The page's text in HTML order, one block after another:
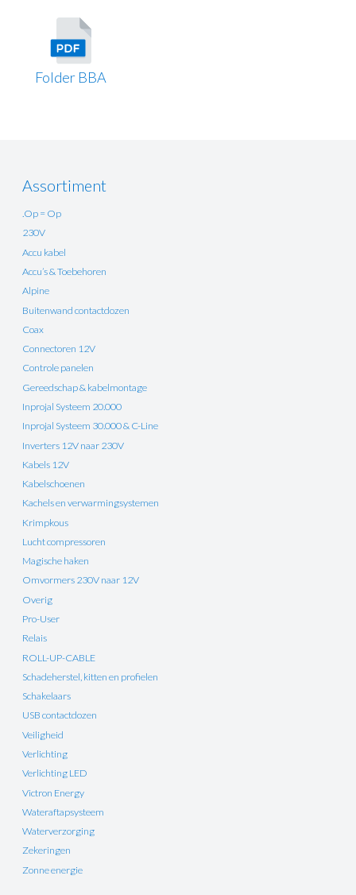
Folder BBA
Assortiment
.Op = Op
230V
Accu kabel
Accu’s & Toebehoren
Alpine
Buitenwand contactdozen
Coax
Connectoren 12V
Controle panelen
Gereedschap & kabelmontage
Inprojal Systeem 20.000
Inprojal Systeem 30.000 & C-Line
Inverters 12V naar 230V
Kabels 12V
Kabelschoenen
Kachels en verwarmingsystemen
Krimpkous
Lucht compressoren
Magische haken
Omvormers 230V naar 12V
Overig
Pro-User
Relais
ROLL-UP-CABLE
Schadeherstel, kitten en profielen
Schakelaars
USB contactdozen
Veiligheid
Verlichting
Verlichting LED
Victron Energy
Wateraftapsysteem
Waterverzorging
Zekeringen
Zonne energie